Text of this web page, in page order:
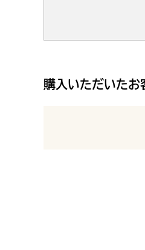
購入いただいたお